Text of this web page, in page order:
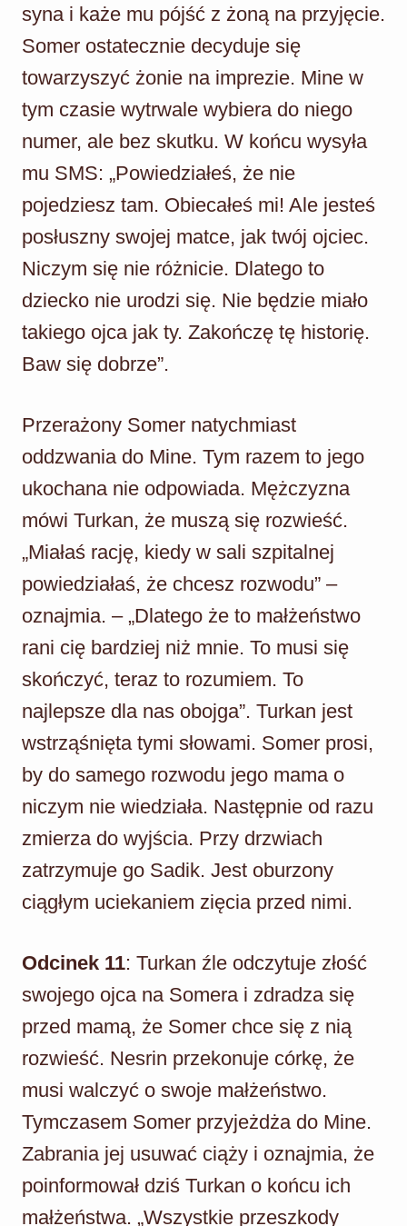
syna i każe mu pójść z żoną na przyjęcie.
Somer ostatecznie decyduje się
towarzyszyć żonie na imprezie. Mine w
tym czasie wytrwale wybiera do niego
numer, ale bez skutku. W końcu wysyła
mu SMS: „Powiedziałeś, że nie
pojedziesz tam. Obiecałeś mi! Ale jesteś
posłuszny swojej matce, jak twój ojciec.
Niczym się nie różnicie. Dlatego to
dziecko nie urodzi się. Nie będzie miało
takiego ojca jak ty. Zakończę tę historię.
Baw się dobrze”.
Przerażony Somer natychmiast
oddzwania do Mine. Tym razem to jego
ukochana nie odpowiada. Mężczyzna
mówi Turkan, że muszą się rozwieść.
„Miałaś rację, kiedy w sali szpitalnej
powiedziałaś, że chcesz rozwodu” –
oznajmia. – „Dlatego że to małżeństwo
rani cię bardziej niż mnie. To musi się
skończyć, teraz to rozumiem. To
najlepsze dla nas obojga”. Turkan jest
wstrząśnięta tymi słowami. Somer prosi,
by do samego rozwodu jego mama o
niczym nie wiedziała. Następnie od razu
zmierza do wyjścia. Przy drzwiach
zatrzymuje go Sadik. Jest oburzony
ciągłym uciekaniem zięcia przed nimi.
Odcinek 11: Turkan źle odczytuje złość
swojego ojca na Somera i zdradza się
przed mamą, że Somer chce się z nią
rozwieść. Nesrin przekonuje córkę, że
musi walczyć o swoje małżeństwo.
Tymczasem Somer przyjeżdża do Mine.
Zabrania jej usuwać ciąży i oznajmia, że
poinformował dziś Turkan o końcu ich
małżeństwa. „Wszystkie przeszkody